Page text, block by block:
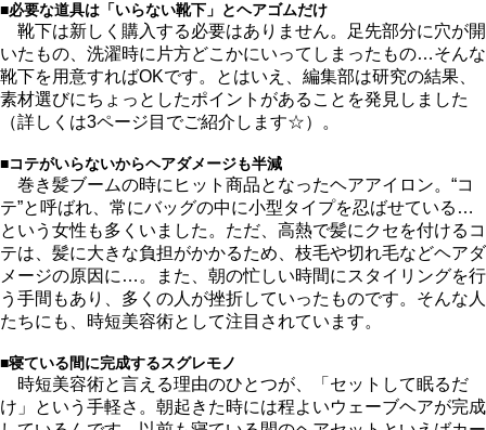
■必要な道具は「いらない靴下」とヘアゴムだけ
靴下は新しく購入する必要はありません。足先部分に穴が開
いたもの、洗濯時に片方どこかにいってしまったもの…そんな
靴下を用意すればOKです。とはいえ、編集部は研究の結果、
素材選びにちょっとしたポイントがあることを発見しました
（詳しくは3ページ目でご紹介します☆）。
■コテがいらないからヘアダメージも半減
巻き髪ブームの時にヒット商品となったヘアアイロン。“コ
テ”と呼ばれ、常にバッグの中に小型タイプを忍ばせている…
という女性も多くいました。ただ、高熱で髪にクセを付けるコ
テは、髪に大きな負担がかかるため、枝毛や切れ毛などヘアダ
メージの原因に…。また、朝の忙しい時間にスタイリングを行
う手間もあり、多くの人が挫折していったものです。そんな人
たちにも、時短美容術として注目されています。
■寝ている間に完成するスグレモノ
時短美容術と言える理由のひとつが、「セットして眠るだ
け」という手軽さ。朝起きた時には程よいウェーブヘアが完成